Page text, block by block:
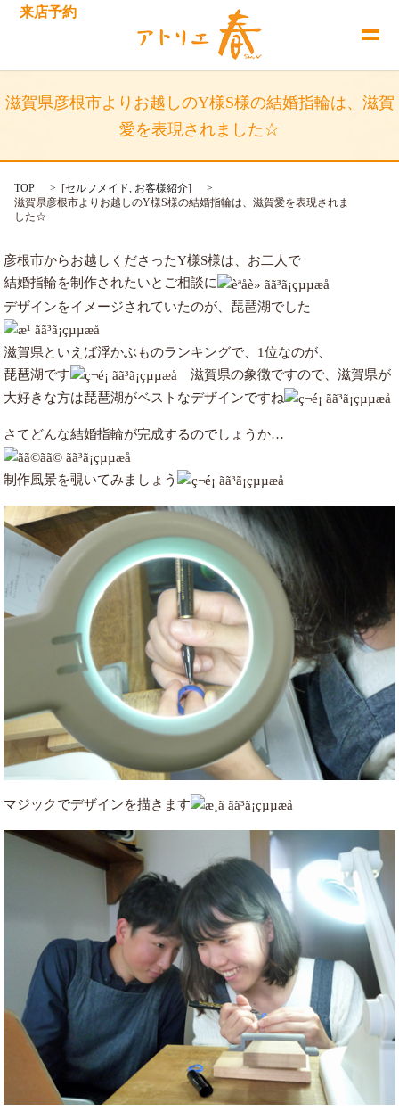
来店予約
滋賀県彦根市よりお越しのY様S様の結婚指輪は、滋賀
愛を表現されました☆
TOP [セルフメイド お客様紹介]
滋賀県彦根市よりお越しのY様S様の結婚指輪は、滋賀愛を表現されま
した☆
彦根市からお越しくださったY様S様は、お二人で
結婚指輪を制作されたいとご相談に
デザインをイメージされていたのが、琵琶湖でした
滋賀県といえば浮かぶものランキングで、1位なのが、
琵琶湖です
滋賀県の象徴ですので、滋賀県が
大好きな方は琵琶湖がベストなデザインですね
さてどんな結婚指輪が完成するのでしょうか…
制作風景を覗いてみましょう
マジックでデザインを描きます